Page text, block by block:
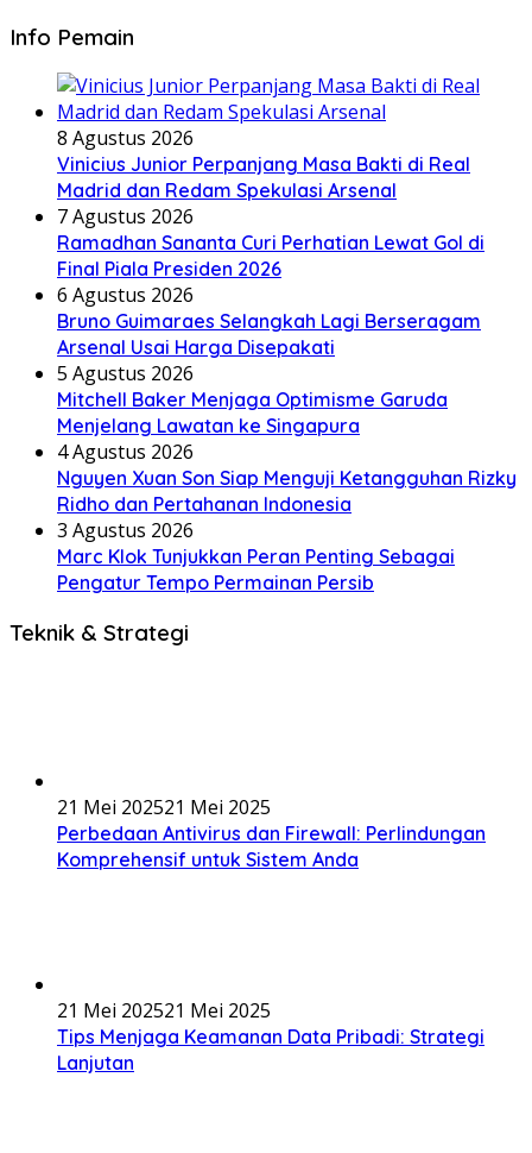
Info Pemain
8 Agustus 2026
Vinicius Junior Perpanjang Masa Bakti di Real
Madrid dan Redam Spekulasi Arsenal
7 Agustus 2026
Ramadhan Sananta Curi Perhatian Lewat Gol di
Final Piala Presiden 2026
6 Agustus 2026
Bruno Guimaraes Selangkah Lagi Berseragam
Arsenal Usai Harga Disepakati
5 Agustus 2026
Mitchell Baker Menjaga Optimisme Garuda
Menjelang Lawatan ke Singapura
4 Agustus 2026
Nguyen Xuan Son Siap Menguji Ketangguhan Rizky
Ridho dan Pertahanan Indonesia
3 Agustus 2026
Marc Klok Tunjukkan Peran Penting Sebagai
Pengatur Tempo Permainan Persib
Teknik & Strategi
21 Mei 202521 Mei 2025
Perbedaan Antivirus dan Firewall: Perlindungan
Komprehensif untuk Sistem Anda
21 Mei 202521 Mei 2025
Tips Menjaga Keamanan Data Pribadi: Strategi
Lanjutan